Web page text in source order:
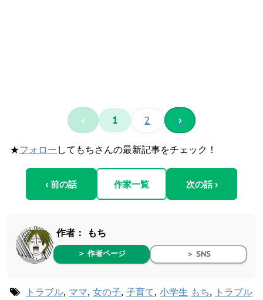
‹ 1 2 ›
★フォロー してもちさんの最新記事をチェック！
‹ 前の話 作家一覧 次の話 ›
作者： もち
＞ 作者ページ ＞ SNS
トラブル, ママ, 女の子, 子育て, 小学生 もち, トラブル